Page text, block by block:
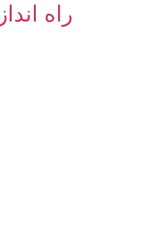
راه